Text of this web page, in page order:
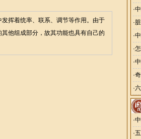
挥着统率、联系、调节等作用。由于
他组成部分，故其功能也具有自己的
·
·
·
·
·
·
·
·
·